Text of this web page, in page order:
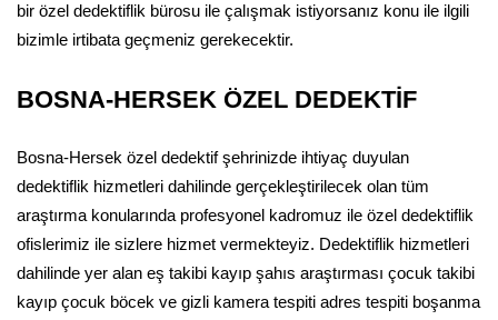
bir özel dedektiflik bürosu ile çalışmak istiyorsanız konu ile ilgili
bizimle irtibata geçmeniz gerekecektir.
BOSNA-HERSEK ÖZEL DEDEKTİF
Bosna-Hersek özel dedektif şehrinizde ihtiyaç duyulan
dedektiflik hizmetleri dahilinde gerçekleştirilecek olan tüm
araştırma konularında profesyonel kadromuz ile özel dedektiflik
ofislerimiz ile sizlere hizmet vermekteyiz. Dedektiflik hizmetleri
dahilinde yer alan eş takibi kayıp şahıs araştırması çocuk takibi
kayıp çocuk böcek ve gizli kamera tespiti adres tespiti boşanma